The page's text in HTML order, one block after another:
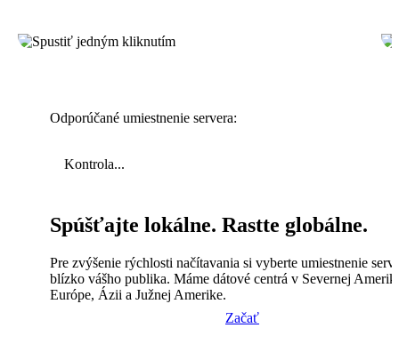
Odporúčané umiestnenie servera:
Kontrola...
Spúšťajte lokálne. Rastte globálne.
Pre zvýšenie rýchlosti načítavania si vyberte umiestnenie
blízko vášho publika. Máme dátové centrá v Severnej
Európe, Ázii a Južnej Amerike.
Začať